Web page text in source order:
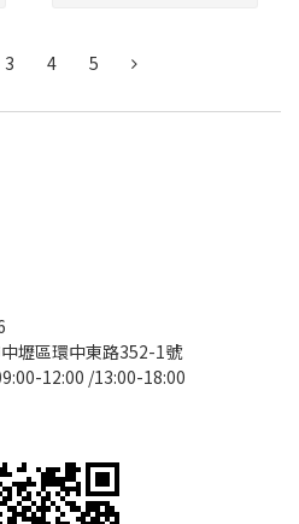
3 4 5
壢區環中東路352-1號
12:00 /13:00-18:00